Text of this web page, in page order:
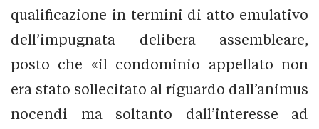
qualificazione in termini di atto emulativo
dell’impugnata delibera assembleare,
posto che «il condominio appellato non
era stato sollecitato al riguardo dall’animus
nocendi ma soltanto dall’interesse ad